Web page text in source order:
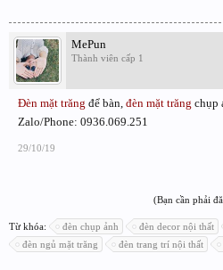
MePun
Thành viên cấp 1
Đèn mặt trăng để bàn, đèn mặt trăng chụp
Zalo/Phone: 0936.069.251
29/10/19
(Bạn cần phải
Từ khóa: đèn chụp ảnh đèn decor nội thất
đèn ngủ mặt trăng
đèn trang trí nội thất